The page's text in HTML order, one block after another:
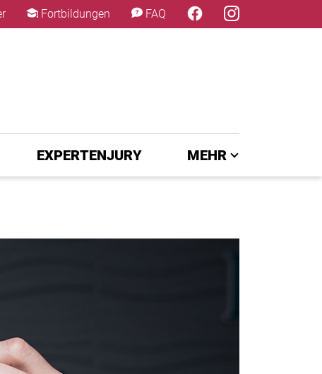
Fortbildungen FAQ
EXPERTENJURY MEHR
×